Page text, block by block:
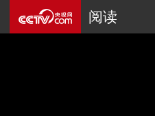
阅读